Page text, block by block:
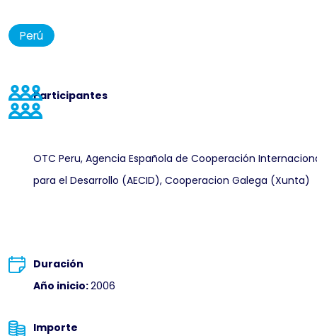
Perú
Participantes
OTC Peru, Agencia Española de Cooperación
para el Desarrollo (AECID), Cooperacion Galega (Xunta)
Duración
Año inicio:2006
Importe